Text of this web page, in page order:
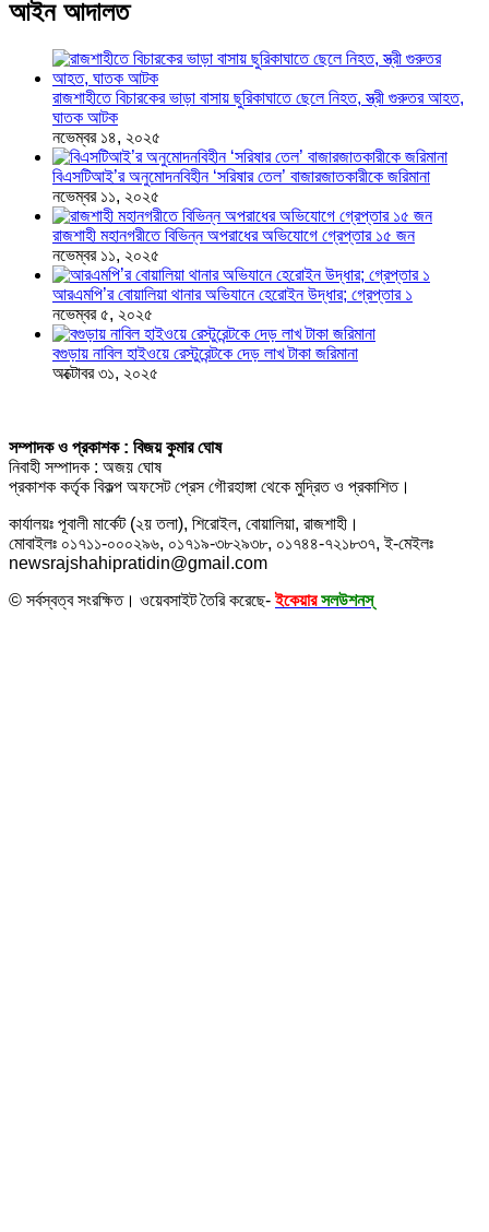
আইন আদালত
রাজশাহীতে বিচারকের ভাড়া বাসায় ছুরিকাঘাতে ছেলে নিহত, স্ত্রী গুরুতর আহত,
ঘাতক আটক
নভেম্বর ১৪, ২০২৫
বিএসটিআই’র অনুমোদনবিহীন ‘সরিষার তেল’ বাজারজাতকারীকে জরিমানা
নভেম্বর ১১, ২০২৫
রাজশাহী মহানগরীতে বিভিন্ন অপরাধের অভিযোগে গ্রেপ্তার ১৫ জন
নভেম্বর ১১, ২০২৫
আরএমপি’র বোয়ালিয়া থানার অভিযানে হেরোইন উদ্ধার; গ্রেপ্তার ১
নভেম্বর ৫, ২০২৫
বগুড়ায় নাবিল হাইওয়ে রেস্টুরেন্টকে দেড় লাখ টাকা জরিমানা
অক্টোবর ৩১, ২০২৫
সম্পাদক ও প্রকাশক : বিজয় কুমার ঘোষ
নিবাহী সম্পাদক : অজয় ঘোষ
প্রকাশক কর্তৃক বিকল্প অফসেট প্রেস গৌরহাঙ্গা থেকে মুদ্রিত ও প্রকাশিত।
কার্যালয়ঃ পূবালী মার্কেট (২য় তলা), শিরোইল, বোয়ালিয়া, রাজশাহী।
মোবাইলঃ ০১৭১১-০০০২৯৬, ০১৭১৯-৩৮২৯৩৮, ০১৭৪৪-৭২১৮৩৭, ই-মেইলঃ
newsrajshahipratidin@gmail.com
© সর্বস্বত্ব সংরক্ষিত। ওয়েবসাইট তৈরি করেছে-ইকেয়ার সলউশনস্